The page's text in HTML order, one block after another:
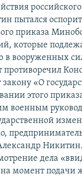
РС
пытался
приказа
которые
в вооруженных
противоречил
«О
этого
военным
дела
на момент подачи